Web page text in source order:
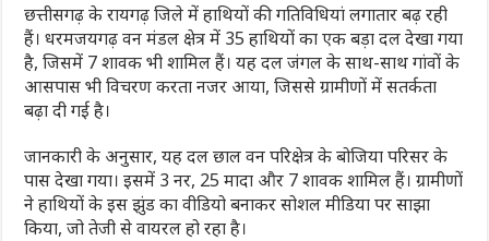
छत्तीसगढ़ के रायगढ़ जिले में हाथियों की गतिविधियां लगातार बढ़ रही
हैं। धरमजयगढ़ वन मंडल क्षेत्र में 35 हाथियों का एक बड़ा दल देखा गया
है, जिसमें 7 शावक भी शामिल हैं। यह दल जंगल के साथ-साथ गांवों के
आसपास भी विचरण करता नजर आया, जिससे ग्रामीणों में सतर्कता
बढ़ा दी गई है।
जानकारी के अनुसार, यह दल छाल वन परिक्षेत्र के बोजिया परिसर के
पास देखा गया। इसमें 3 नर, 25 मादा और 7 शावक शामिल हैं। ग्रामीणों
ने हाथियों के इस झुंड का वीडियो बनाकर सोशल मीडिया पर साझा
किया, जो तेजी से वायरल हो रहा है।